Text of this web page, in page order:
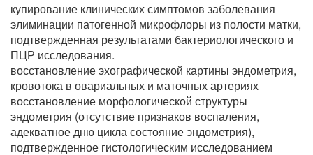
купирование клинических симптомов заболевания
элиминации патогенной микрофлоры из полости матки,
подтвержденная результатами бактериологического и
ПЦР исследования.
восстановление эхографической картины эндометрия,
кровотока в овариальных и маточных артериях
восстановление морфологической структуры
эндометрия (отсутствие признаков воспаления,
адекватное дню цикла состояние эндометрия),
подтвержденное гистологическим исследованием